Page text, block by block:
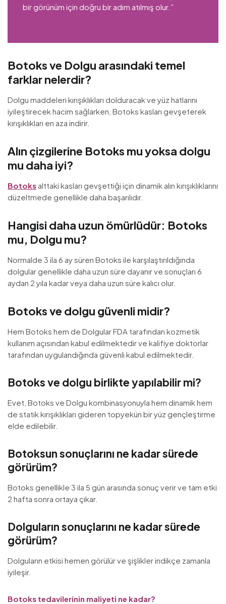
bir görünüm için doğru bir adım atılmış olur.”
Botoks ve Dolgu arasındaki temel
farklar nelerdir?
Dolgu maddeleri kırışıklıkları dolduracak ve yüz hatlarını
iyileştirecek hacim sağlarken, Botoks kasları gevşeterek
kırışıklıkları en aza indirir.
Alın çizgilerine Botoks mu yoksa dolgu
mu daha iyi?
Botoks alttaki kasları gevşettiği için dinamik alın kırışıklıklarını
düzeltmede genellikle daha başarılıdır.
Hangisi daha uzun ömürlüdür: Botoks
mu, Dolgu mu?
Normalde 3 ila 6 ay süren Botoks ile karşılaştırıldığında
dolgular genellikle daha uzun süre dayanır ve sonuçları 6
aydan 2 yıla kadar veya daha uzun süre kalıcı olur.
Botoks ve dolgu güvenli midir?
Hem Botoks hem de Dolgular FDA tarafından kozmetik
kullanım açısından kabul edilmektedir ve kalifiye doktorlar
tarafından uygulandığında güvenli kabul edilmektedir.
Botoks ve dolgu birlikte yapılabilir mi?
Evet, Botoks ve Dolgu kombinasyonuyla hem dinamik hem
de statik kırışıklıkları gideren topyekün bir yüz gençleştirme
elde edilebilir.
Botoksun sonuçlarını ne kadar sürede
görürüm?
Botoks genellikle 3 ila 5 gün arasında sonuç verir ve tam etki
2 hafta sonra ortaya çıkar.
Dolguların sonuçlarını ne kadar sürede
görürüm?
Dolguların etkisi hemen görülür ve şişlikler indikçe zamanla
iyileşir.
Botoks tedavilerinin maliyeti ne kadar?